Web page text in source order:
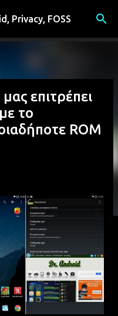
περιεχόμενο
Privacy, FOSS
επιτρέπει
το
ROM